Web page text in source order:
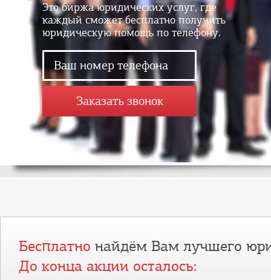
Это биржа юридических услуг, где
каждый сможет бесплатно получить
юридическую помощь по телефону.
Заказать звонок
Бесплатно найдём Вам лучшего
До конца акции осталось: